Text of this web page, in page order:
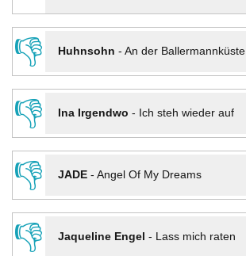
👎
Huhnsohn - An der Ballermannküste
👎
Ina Irgendwo - Ich steh wieder auf
👎
JADE- Angel Of My Dreams
👎
Jaqueline Engel - Lass mich raten